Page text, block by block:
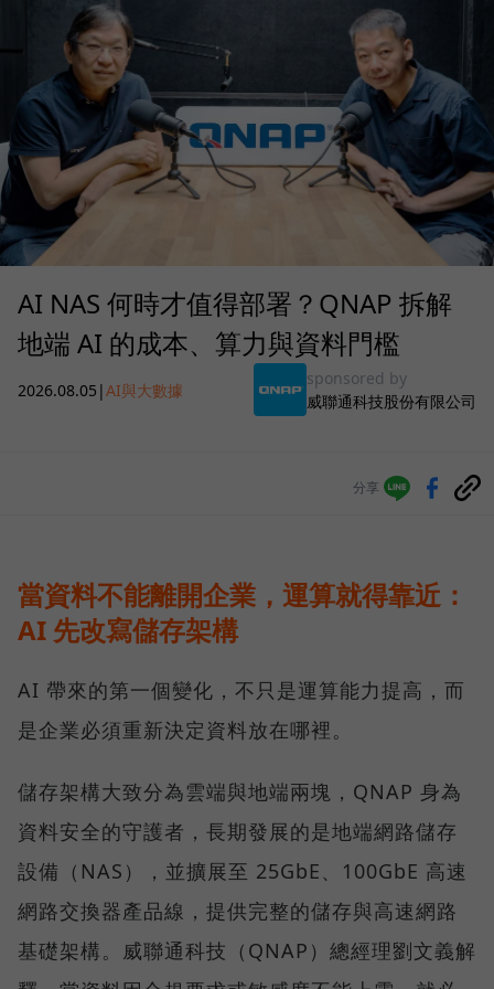
AI NAS 何時才值得部署？QNAP 拆解
地端 AI 的成本、算力與資料門檻
2026.08.05 |AI與大數據
sponsored by
威聯通科技股份有限公司
分享
當資料不能離開企業，運算就得靠近：
AI 先改寫儲存架構
AI 帶來的第一個變化，不只是運算能力提高，而
是企業必須重新決定資料放在哪裡。
儲存架構大致分為雲端與地端兩塊，QNAP 身為
資料安全的守護者，長期發展的是地端網路儲存
設備（NAS），並擴展至 25GbE、100GbE 高速
網路交換器產品線，提供完整的儲存與高速網路
基礎架構。威聯通科技（QNAP）總經理劉文義解